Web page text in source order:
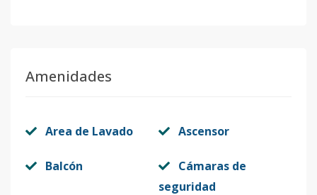
Amenidades
Area de Lavado Ascensor
Balcón
Cámaras de
seguridad